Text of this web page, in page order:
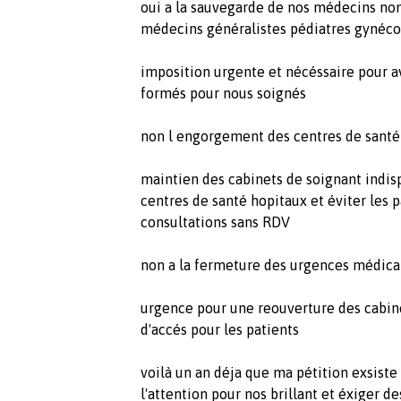
oui a la sauvegarde de nos médecins
médecins généralistes pédiatres
imposition urgente et nécéssaire pour
formés pour nous soignés
non l engorgement des centres de
maintien des cabinets de soignant
centres de santé hopitaux et éviter les
consultations sans RDV
non a la fermeture des urgences
urgence pour une reouverture des
d'accés pour les patients
voilà un an déja que ma pétition
l'attention pour nos brillant et éxiger